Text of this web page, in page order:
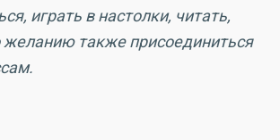
играть в настолки, читать,
желанию также присоединиться